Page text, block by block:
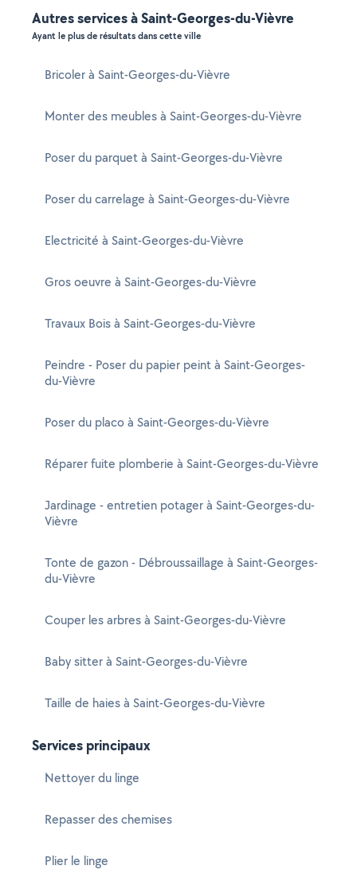
Autres services à Saint-Georges-du-Vièvre
Ayant le plus de résultats dans cette ville
Bricoler à Saint-Georges-du-Vièvre
Monter des meubles à Saint-Georges-du-Vièvre
Poser du parquet à Saint-Georges-du-Vièvre
Poser du carrelage à Saint-Georges-du-Vièvre
Electricité à Saint-Georges-du-Vièvre
Gros oeuvre à Saint-Georges-du-Vièvre
Travaux Bois à Saint-Georges-du-Vièvre
Peindre - Poser du papier peint à Saint-Georges-
du-Vièvre
Poser du placo à Saint-Georges-du-Vièvre
Réparer fuite plomberie à Saint-Georges-du-Vièvre
Jardinage - entretien potager à Saint-Georges-du-
Vièvre
Tonte de gazon - Débroussaillage à Saint-Georges-
du-Vièvre
Couper les arbres à Saint-Georges-du-Vièvre
Baby sitter à Saint-Georges-du-Vièvre
Taille de haies à Saint-Georges-du-Vièvre
Services principaux
Nettoyer du linge
Repasser des chemises
Plier le linge